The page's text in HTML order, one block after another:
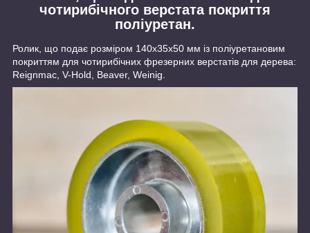
чотирибічного верстата покриття
поліуретан.
Ролик, що подає розміром 140x35x50 мм із поліуретановим
покриттям для чотирибічних фрезерних верстатів для дерева:
Reignmac, V-Hold, Beaver, Weinig.